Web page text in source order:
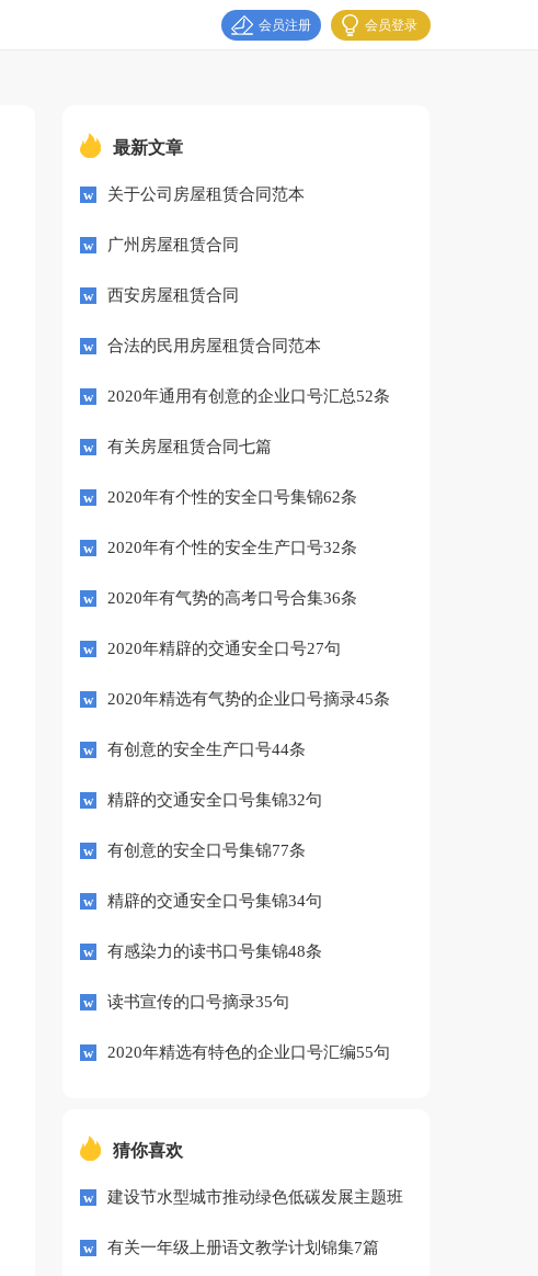
会员登录
会员注册
最新文章
关于公司房屋租赁合同范本
广州房屋租赁合同
西安房屋租赁合同
合法的民用房屋租赁合同范本
2020年通用有创意的企业口号汇总52条
有关房屋租赁合同七篇
2020年有个性的安全口号集锦62条
2020年有个性的安全生产口号32条
2020年有气势的高考口号合集36条
2020年精辟的交通安全口号27句
2020年精选有气势的企业口号摘录45条
有创意的安全生产口号44条
精辟的交通安全口号集锦32句
有创意的安全口号集锦77条
精辟的交通安全口号集锦34句
有感染力的读书口号集锦48条
读书宣传的口号摘录35句
2020年精选有特色的企业口号汇编55句
猜你喜欢
建设节水型城市推动绿色低碳发展主题班
会教案5篇
有关一年级上册语文教学计划锦集7篇